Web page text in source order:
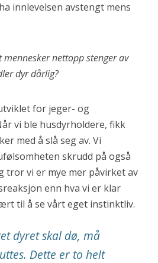
innlevelsen avstengt mens
nettopp stenger av
dyr dårlig?
for jeger- og
vi ble husdyrholdere, fikk
med å slå seg av. Vi
skrudd på også
tror vi er mye mer påvirket av
enn hva vi er klar
til å se vårt eget instinktliv.
dyret skal dø, må
Dette er to helt